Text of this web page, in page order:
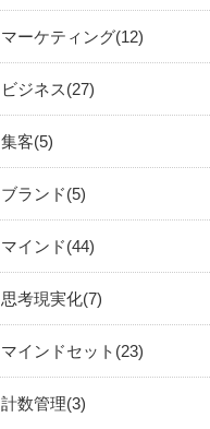
マーケティング 12
ビジネス 27
集客 5
ブランド 5
マインド 44
思考現実化 7
マインドセット 23
計数管理 3